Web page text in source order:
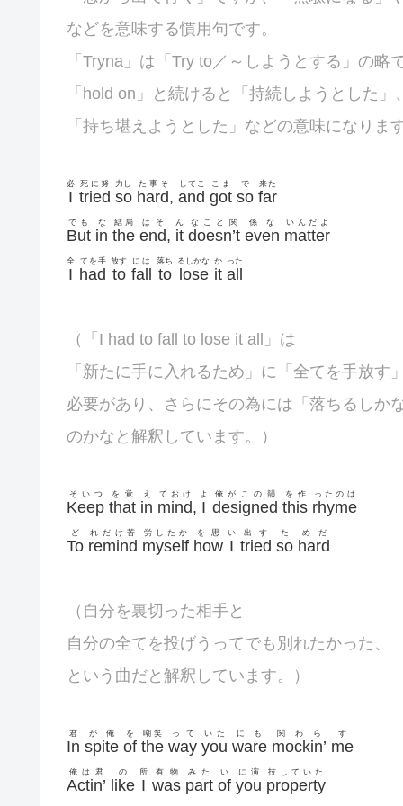
などを意味する慣用句です。
「Tryna」は「Try to／～しようとする」の略
「hold on」と続けると
「持続しようとした」、
「持ち堪えようとした」などの意味になります
I
必
tried
死に努
so
力し
hard
た事そ
, and
してこ
got
こま
so
で
far
来た
But
でも
in
な
the
結局
end
はそ
, it
ん
doesn’t
なこと関
even
係な
matter
いんだよ
I
全
had
てを手
to
放す
fall
には
to
落ち
lose
るしかな
it
か
all
った
（「I had to fall to lose it all」は
「新たに手に入れるため」に「全てを手放す」
必要があり、さらにその為には「落ちるしか
のかなと解釈しています。）
Keep
そいつ
that
を覚
in
え
mind
ておけ
, I
よ
designed
俺がこの韻
this
を作
rhyme
ったのは
To
ど
remind
れだけ苦
myself
労したか
how
を思
I
い
tried
出す
so
た
hard
めだ
（自分を裏切った相手と
自分の全てを投げうってでも別れたかった、
という曲だと解釈しています。）
In
君
spite
が俺
of
を
the
嘲笑
way
って
you
いた
ware
にも
mockin’
関わら
me
ず
Actin’
俺は君
like
の
I
所
was
有物
part
みた
of
い
you
に演
property
技していた